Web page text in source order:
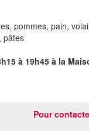
pommes, pain,
pâtes
à 19h45 à la
Pour